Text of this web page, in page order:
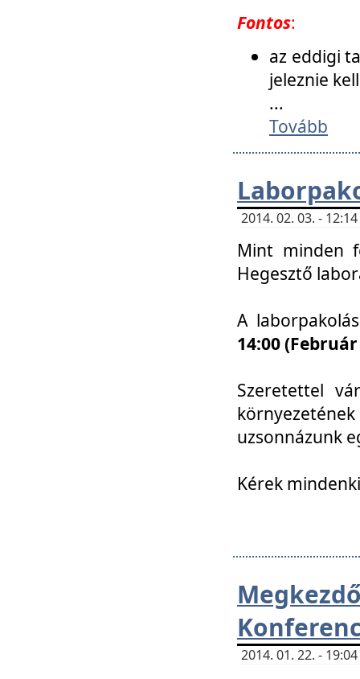
Fontos:
az eddigi
jeleznie
...
Tovább
2014. 02. 03. -
Mint minden
Hegesztő
A
14:00
Szeretettel
uzsonnázunk
Kérek
2014. 01. 22. -